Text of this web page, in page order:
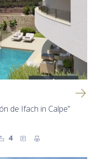
de Ifach in Calpe”
4